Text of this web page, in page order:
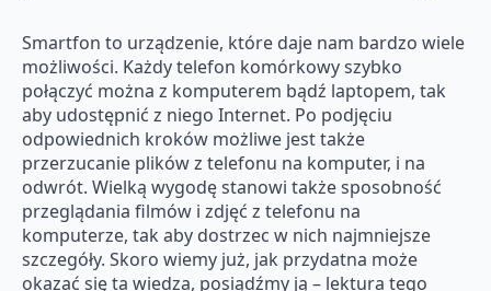
Smartfon to urządzenie, które daje nam bardzo wiele
możliwości. Każdy telefon komórkowy szybko
połączyć można z komputerem bądź laptopem, tak
aby udostępnić z niego Internet. Po podjęciu
odpowiednich kroków możliwe jest także
przerzucanie plików z telefonu na komputer, i na
odwrót. Wielką wygodę stanowi także sposobność
przeglądania filmów i zdjęć z telefonu na
komputerze, tak aby dostrzec w nich najmniejsze
szczegóły. Skoro wiemy już, jak przydatna może
okazać się ta wiedza, posiądźmy ją – lektura tego